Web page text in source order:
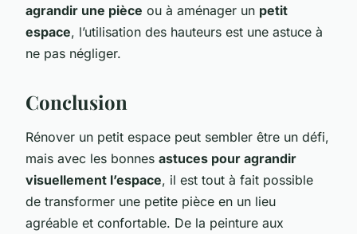
agrandir une pièce ou à aménager un petit
espace, l’utilisation des hauteurs est une astuce à
ne pas négliger.
Conclusion
Rénover un petit espace peut sembler être un défi,
mais avec les bonnes astuces pour agrandir
visuellement l’espace, il est tout à fait possible
de transformer une petite pièce en un lieu
agréable et confortable. De la peinture aux